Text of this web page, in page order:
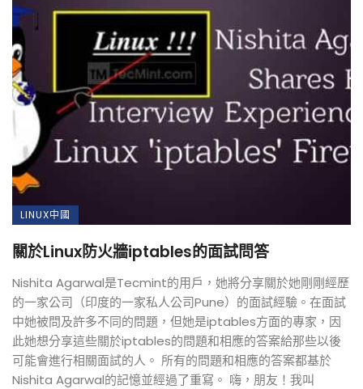
LINUX中國
關於Linux防火牆iptables的面試問答
Nishita Agarwal是Tecmint的用戶，她將分享關於她剛剛經歷
的一家公司（印度的一家私人公司Pune）的面試經驗。在面試
中她被問及許多不同的問題，但她是iptables方面的專家，因
此她想分享這些關於iptables的問題和相應的答案給那些以後
可能會進行相關面試的人。 所有的問題和相應的答案都基於
Nishita Agarwal的記憶並經過了重寫。 嗨，朋友！我叫